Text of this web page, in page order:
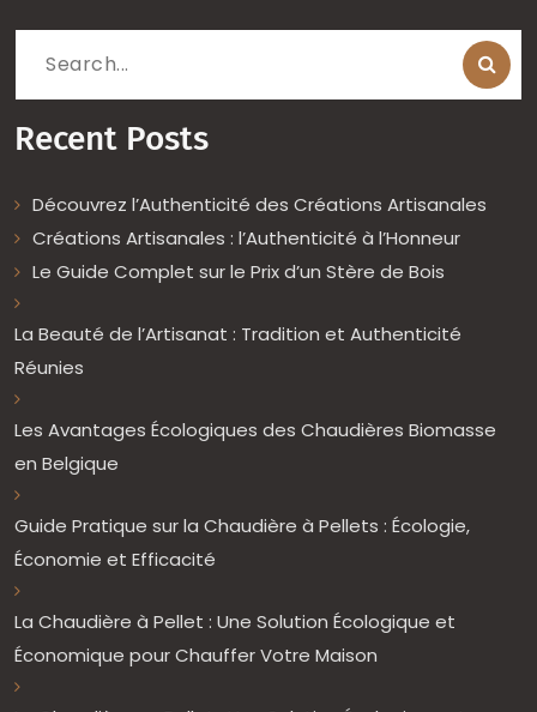
Search
Recent Posts
Découvrez l’Authenticité des Créations Artisanales
Créations Artisanales : l’Authenticité à l’Honneur
Le Guide Complet sur le Prix d’un Stère de Bois
La Beauté de l’Artisanat : Tradition et Authenticité
Réunies
Les Avantages Écologiques des Chaudières Biomasse
en Belgique
Guide Pratique sur la Chaudière à Pellets : Écologie,
Économie et Efficacité
La Chaudière à Pellet : Une Solution Écologique et
Économique pour Chauffer Votre Maison